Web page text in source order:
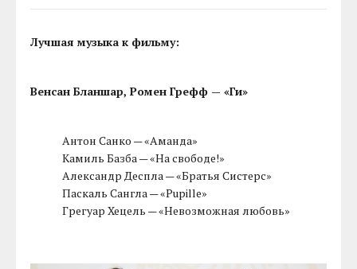
Лучшая музыка к фильму:
Венсан Бланшар, Ромен Грефф — «Ги»
Антон Санко — «Аманда»
Камиль Базба — «На свободе!»
Александр Деспла — «Братья Систерс»
Паскаль Сангла — «Pupille»
Грегуар Хецель — «Невозможная любовь»